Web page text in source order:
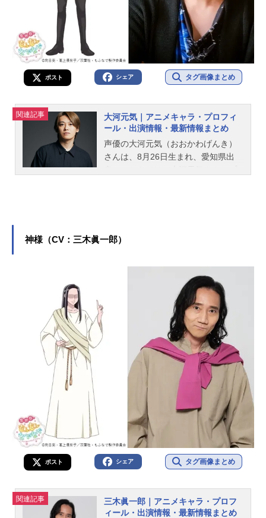
ポスト シェア タグ画像まとめ
関連記事
大河元気｜アニメキャラ・プロフィ
ール・出演情報・最新情報まとめ
声優の大河元気（おおかわげんき）
さんは、8月26日生まれ、愛知県出
神様（CV：三木眞一郎）
ポスト シェア タグ画像まとめ
関連記事
三木眞一郎｜アニメキャラ・プロフ
ィール・出演情報・最新情報まとめ